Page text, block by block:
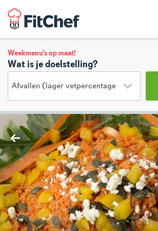
Weekmenu's op maat!
Wat is je doelstelling?